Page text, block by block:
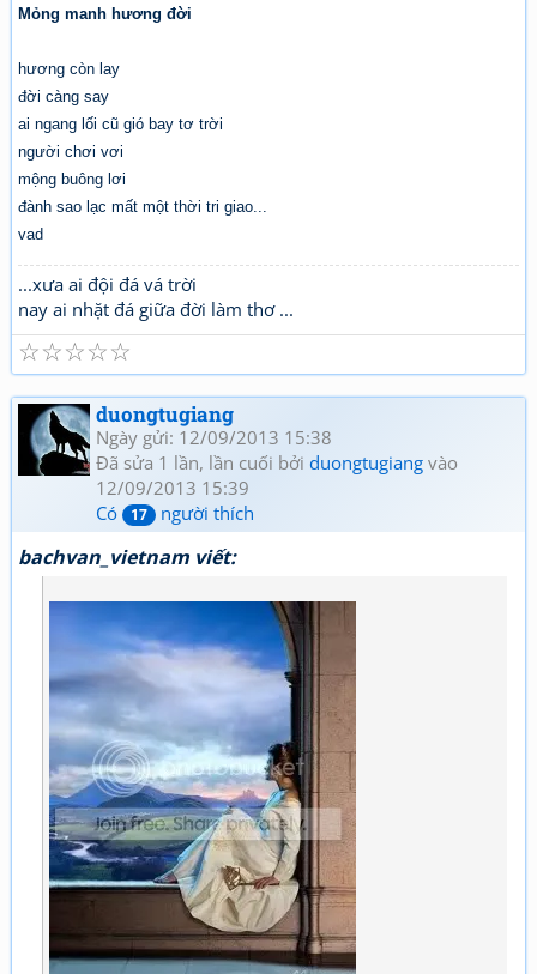
Mỏng manh hương đời
hương còn lay
đời càng say
ai ngang lối cũ gió bay tơ trời
người chơi vơi
mộng buông lơi
đành sao lạc mất một thời tri giao...
vad
...xưa ai đội đá vá trời
nay ai nhặt đá giữa đời làm thơ ...
☆
☆
☆
☆
☆
duongtugiang
Ngày gửi: 12/09/2013 15:38
Đã sửa 1 lần, lần cuối bởi duongtugiang vào
12/09/2013 15:39
Có
17 người thích
bachvan_vietnam viết: